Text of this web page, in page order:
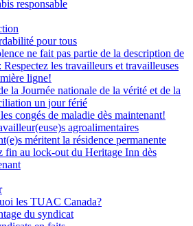
responsable
pour tous
ne fait pas partie de la description de
Respectez les travailleurs et travailleuses
ligne!
la Journée nationale de la vérité et de la
un jour férié
congés de maladie dès maintenant!
agroalimentaires
méritent la résidence permanente
fin au lock-out du Heritage Inn dès
les TUAC Canada?
du syndicat